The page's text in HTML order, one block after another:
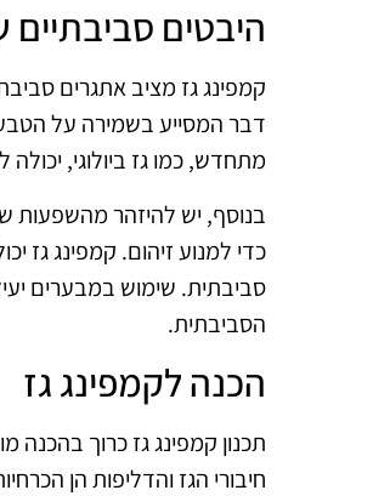
היבטים סביבתיים
קמפינג גז מציב אתגרים
דבר המסייע בשמירה על
מתחדש, כמו גז ביולוגי,
בנוסף, יש להיזהר מהשפעות
כדי למנוע זיהום. קמפינג גז
סביבתית. שימוש במבערים
הסביבתית.
הכנה לקמפינג גז
תכנון קמפינג גז כרוך בהכנה
חיבורי הגז והדליפות הן